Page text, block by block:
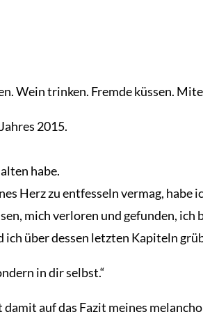
Wein trinken. Fremde küssen.
2015.
habe.
Herz zu entfesseln vermag, habe
mich verloren und gefunden,
über dessen letzten Kapiteln
in dir selbst.“
auf das Fazit meines